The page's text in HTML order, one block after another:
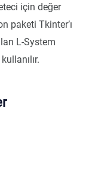
için değer
paketi Tkinter’ı
L-System